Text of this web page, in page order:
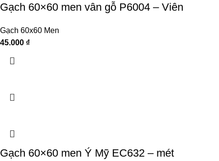
Gạch 60×60 men vân gỗ P6004 – Viên
Gạch 60x60 Men
45.000 ₫
Gạch 60×60 men Ý Mỹ EC632 – mét